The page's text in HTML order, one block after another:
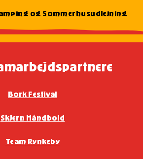
og Sommerhusudlejning
Bork Festival
Skjern Håndbold
Team Rynkeby